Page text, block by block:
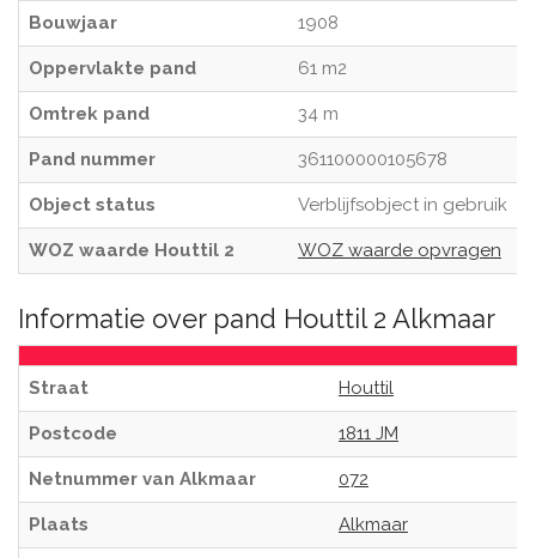
Bouwjaar 1908
Oppervlakte pand 61 m2
Omtrek pand 34 m
Pand nummer 361100000105678
Object status Verblijfsobject in gebruik
WOZ waarde Houttil 2 WOZ waarde opvragen
Informatie over pand Houttil 2 Alkmaar
Straat Houttil
Postcode 1811 JM
Netnummer van Alkmaar 072
Plaats Alkmaar